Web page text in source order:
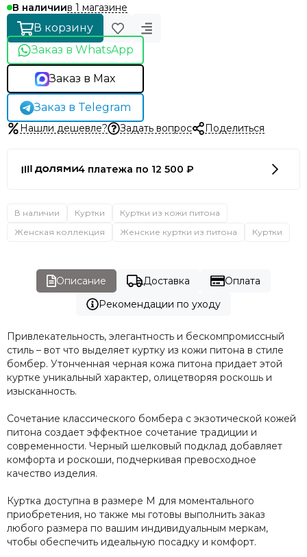
В наличиив 1 магазине
В корзину
Заказ в WhatsApp
Заказ в Max
Заказ в Telegram
Нашли дешевле? Задать вопрос Поделиться
4 платежа по 12 500 ₽
В наличии Куртки
Куртки из кожи питона
Женская коллекция
Женские куртки из питона Куртки
Описание Доставка
Оплата
Рекомендации по уходу
Привлекательность, элегантность и бескомпромиссный
стиль – вот что выделяет куртку из кожи питона в стиле
бомбер. Утонченная черная кожа питона придает этой
куртке уникальный характер, олицетворяя роскошь и
изысканность.
Сочетание классического бомбера с экзотической кожей
питона создает эффектное сочетание традиции и
современности. Черный шелковый подклад добавляет
комфорта и роскоши, подчеркивая превосходное
качество изделия.
Куртка доступна в размере М для моментального
приобретения, но также мы готовы выполнить заказ
любого размера по вашим индивидуальным меркам,
чтобы обеспечить идеальную посадку и комфорт.